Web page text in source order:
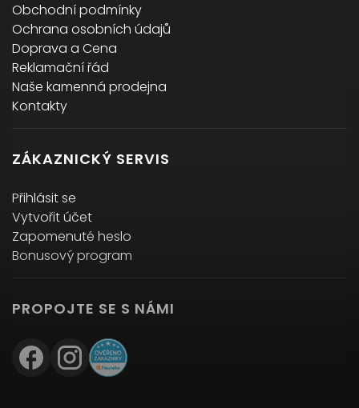
Obchodní podmínky
Ochrana osobních údajů
Doprava a Cena
Reklamační řád
Naše kamenná prodejna
Kontakty
ZÁKAZNICKÝ SERVIS
Přihlásit se
Vytvořit účet
Zapomenuté heslo
Bonusový program
PROPOJTE SE S NÁMI